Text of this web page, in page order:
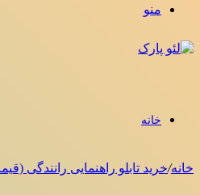
منو
خانه
خانه/خرید تابلو راهنمایی رانندگی (قیمت